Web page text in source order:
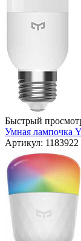
Быстрый
Умная лампочка
Артикул: 1183922